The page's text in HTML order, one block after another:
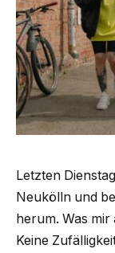
Letzten
Neukölln und
herum. Was
Keine